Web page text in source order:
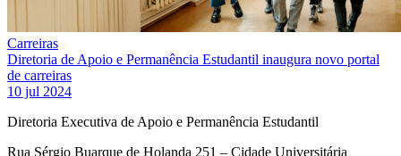
Carreiras
Diretoria de Apoio e Permanência Estudantil inaugura novo portal
de carreiras
10 jul 2024
Diretoria Executiva de Apoio e Permanência Estudantil
Rua Sérgio Buarque de Holanda 251 – Cidade Universitária